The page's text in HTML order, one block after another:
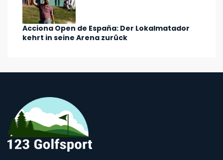
Acciona Open de España: Der Lokalmatador
kehrt in seine Arena zurück